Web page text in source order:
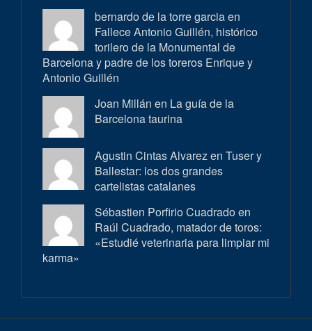
bernardo de la torre garcia en
Fallece Antonio Guillén, histórico
torilero de la Monumental de
Barcelona y padre de los toreros Enrique y
Antonio Guillén
Joan Millán en La guía de la
Barcelona taurina
Agustin Cintas Alvarez en Tuser y
Ballestar: los dos grandes
cartelistas catalanes
Sébastien Porfirio Cuadrado en
Raúl Cuadrado, matador de toros:
«Estudié veterinaria para limpiar mi
karma»